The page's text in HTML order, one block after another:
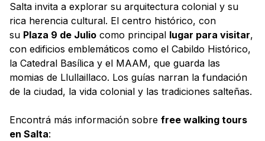
Salta invita a explorar su arquitectura colonial y su
rica herencia cultural. El centro histórico, con
su Plaza 9 de Julio como principal lugar para visitar,
con edificios emblemáticos como el Cabildo Histórico,
la Catedral Basílica y el MAAM, que guarda las
momias de Llullaillaco. Los guías narran la fundación
de la ciudad, la vida colonial y las tradiciones salteñas.
Encontrá más información sobre free walking tours
en Salta: